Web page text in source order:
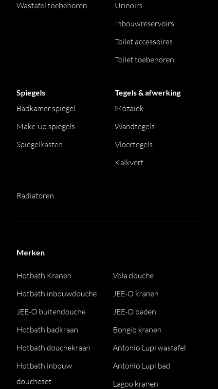
Wastafel toebehoren
Urinoirs
Inbouwreservoirs
Toilet accessoires
Toilet toebehoren
Spiegels
Badkamer spiegel
Make-up spiegels
Spiegelkasten
Tegels & afwerking
Mozaiek
Wandtegels
Vloertegels
Kalkverf
Radiatoren
Merken
Hotbath Kranen
Hotbath inbouwdouche
JEE-O buitendouche
Hotbath badkraan
Hotbath douchekraan
Hotbath inbouw
doucheset
Vola douche
JEE-O kranen
JEE-O baden
Bongio kranen
Antonio Lupi wastafel
Antonio Lupi bad
Lagoo kranen